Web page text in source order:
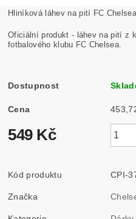
Hliníková láhev na pití FC
Oficiální produkt - láhev na pití z
fotbalového klubu FC Chelsea.
Dostupnost
Cena
549 Kč
Kód produktu CPI-
Značka